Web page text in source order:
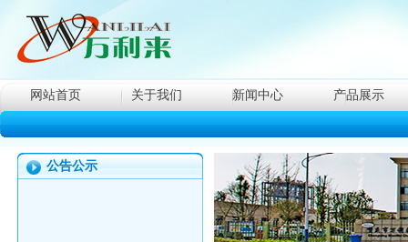
网站首页 关于我们 新闻中心 产品展示
公告公示